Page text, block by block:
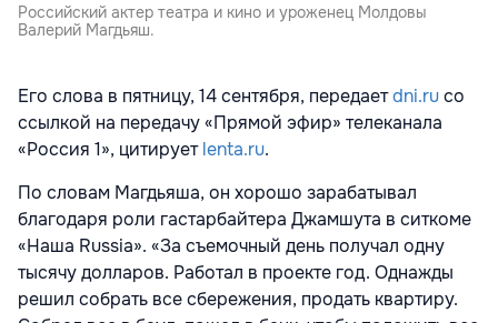
Российский актер театра и кино и уроженец Молдовы
Валерий Магдьяш.
Его слова в пятницу, 14 сентября, передаетdni.ruсо
ссылкой на передачу «Прямой эфир» телеканала
«Россия 1», цитируетlenta.ru.
По словам Магдьяша, он хорошо зарабатывал
благодаря роли гастарбайтера Джамшута в ситкоме
«Наша Russia». «За съемочный день получал одну
тысячу долларов. Работал в проекте год. Однажды
решил собрать все сбережения, продать квартиру.